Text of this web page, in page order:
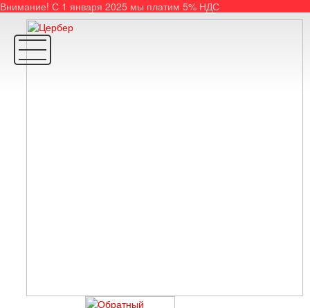
Внимание! С 1 января 2025 мы платим 5% НДС